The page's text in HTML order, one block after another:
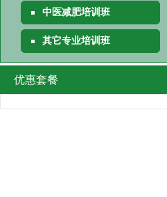
中医减肥培训班
其它专业培训班
优惠套餐